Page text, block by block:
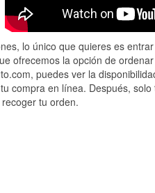
a big shout-out to Junior
Parts. Wow! From the
working, moving qu...
me
lo único que quieres es
ofrecemos la opción de
puedes ver la
compra en línea. Después,
tu orden.